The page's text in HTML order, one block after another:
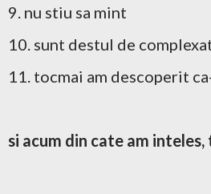
9. nu stiu sa mint
10. sunt destul de
11. tocmai am descoperit
si acum din cate am